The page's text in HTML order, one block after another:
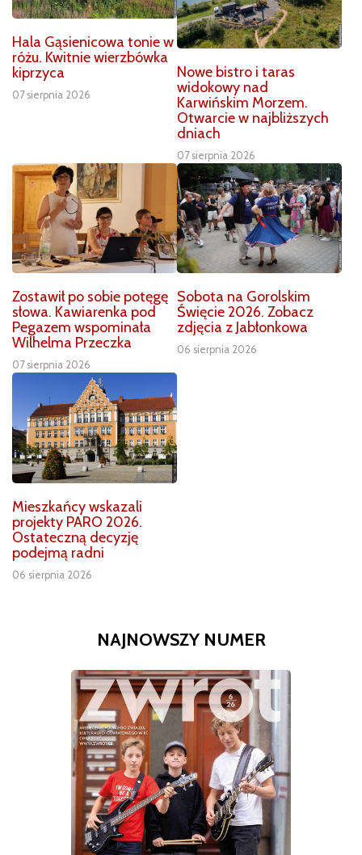
Hala Gąsienicowa tonie w
różu. Kwitnie wierzbówka
kiprzyca
07 sierpnia 2026
Nowe bistro i taras
widokowy nad
Karwińskim Morzem.
Otwarcie w najbliższych
dniach
07 sierpnia 2026
Zostawił po sobie potęgę
słowa. Kawiarenka pod
Pegazem wspominała
Wilhelma Przeczka
07 sierpnia 2026
Sobota na Gorolskim
Święcie 2026. Zobacz
zdjęcia z Jabłonkowa
06 sierpnia 2026
Mieszkańcy wskazali
projekty PARO 2026.
Ostateczną decyzję
podejmą radni
06 sierpnia 2026
NAJNOWSZY NUMER